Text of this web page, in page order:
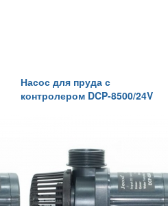
Насос для пруда с
контролером DCP-8500/24V